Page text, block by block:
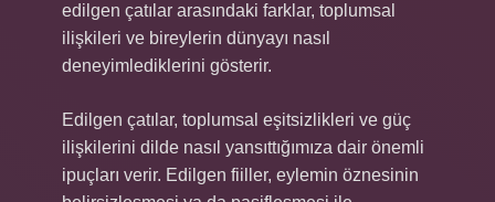
edilgen çatılar arasındaki farklar, toplumsal
ilişkileri ve bireylerin dünyayı nasıl
deneyimlediklerini gösterir.
Edilgen çatılar, toplumsal eşitsizlikleri ve güç
ilişkilerini dilde nasıl yansıttığımıza dair önemli
ipuçları verir. Edilgen fiiller, eylemin öznesinin